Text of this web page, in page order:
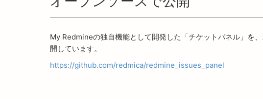
My Redmineの独自機能として開発した「チケットパネル」を
開しています。
https://github.com/redmica/redmine_issues_panel